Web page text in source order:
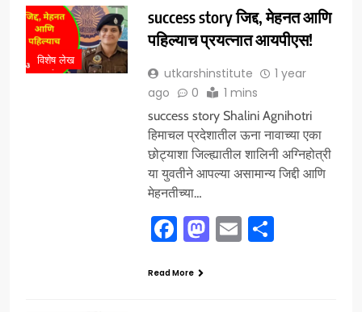
विशेष लेख
success story जिद्द, मेहनत आणि
पहिल्याच प्रयत्नात आयपीएस!
utkarshinstitute
1 year
ago
0 1 mins
success story Shalini Agnihotri
हिमाचल प्रदेशातील ऊना नावाच्या एका
छोट्याशा जिल्ह्यातील शालिनी अग्निहोत्री
या युवतीने आपल्या असामान्य जिद्दी आणि
मेहनतीच्या…
Facebook
Mastodon
EmailShare
Read More